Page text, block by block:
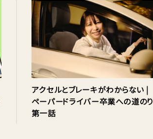
アクセルとブレーキがわからない |
ペーパードライバー卒業への道のり
第一話